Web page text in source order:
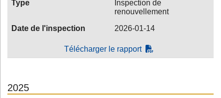
Type
Inspection de
renouvellement
Date de l'inspection
2026-01-14
Télécharger le rapport
2025